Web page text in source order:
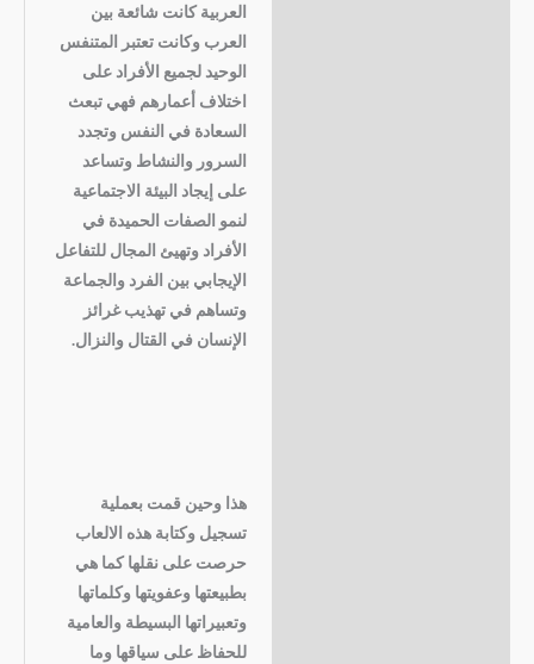
العربية كانت شائعة بين
العرب وكانت تعتبر المتنفس
الوحيد لجميع الأفراد على
اختلاف أعمارهم فهي تبعث
السعادة في النفس وتجدد
السرور والنشاط وتساعد
على إيجاد البيئة الاجتماعية
لنمو الصفات الحميدة في
الأفراد وتهيئ المجال للتفاعل
الإيجابي بين الفرد والجماعة
وتساهم في تهذيب غرائز
الإنسان في القتال والنزال.
هذا وحين قمت بعملية
تسجيل وكتابة هذه الالعاب
حرصت على نقلها كما هي
بطبيعتها وعفويتها وكلماتها
وتعبيراتها البسيطة والعامية
للحفاظ على سياقها وما